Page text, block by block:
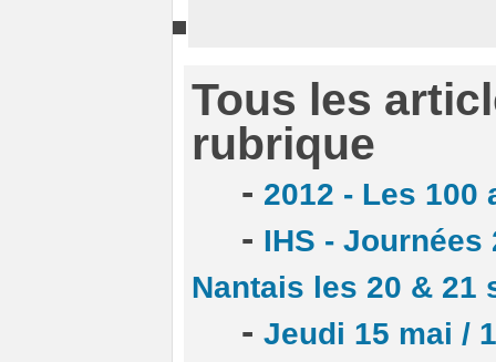
Tous les
rubrique
- 2012 - Les 100
- IHS -
Nantais les 20 & 21
- Jeudi 15 mai /